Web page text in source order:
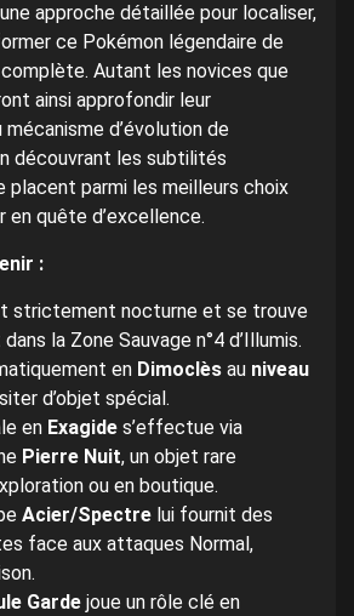
approche détaillée pour localiser,
ce Pokémon légendaire de
Autant les novices que
ainsi approfondir leur
d’évolution de
découvrant les subtilités
placent parmi les meilleurs choix
en quête d’excellence.
:
strictement nocturne et se trouve
la Zone Sauvage n°4 d’Illumis.
en Dimoclès au niveau
d’objet spécial.
en Exagide s’effectue via
Pierre Nuit, un objet rare
ou en boutique.
Acier/Spectre lui fournit des
face aux attaques Normal,
Garde joue un rôle clé en